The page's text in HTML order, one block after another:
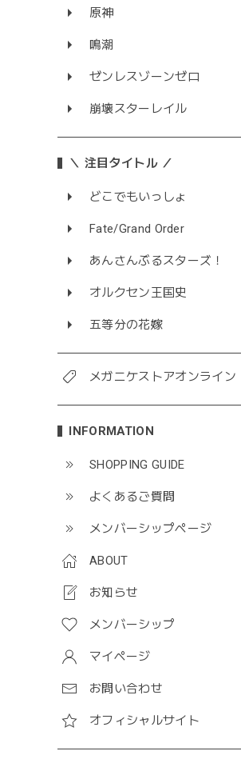
原神
鳴潮
ゼンレスゾーンゼロ
崩壊スターレイル
＼ 注目タイトル ／
どこでもいっしょ
Fate/Grand Order
あんさんぶるスターズ！
オルクセン王国史
五等分の花嫁
メガニケストアオンライン
INFORMATION
SHOPPING GUIDE
よくあるご質問
メンバーシップページ
ABOUT
お知らせ
メンバーシップ
マイページ
お問い合わせ
オフィシャルサイト